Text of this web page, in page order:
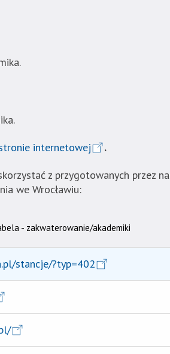
internetowej
.
z przygotowanych przez
we Wrocławiu:
- zakwaterowanie/akademiki
stancje/?typ=402